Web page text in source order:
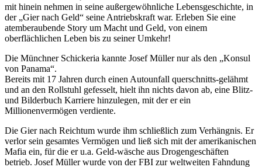
mit hinein nehmen in seine außergewöhnliche Lebensgeschichte, in
der „Gier nach Geld“ seine Antriebskraft war. Erleben Sie eine
atemberaubende Story um Macht und Geld, von einem
oberflächlichen Leben bis zu seiner Umkehr!
Die Münchner Schickeria kannte Josef Müller nur als den „Konsul
von Panama“.
Bereits mit 17 Jahren durch einen Autounfall querschnitts-gelähmt
und an den Rollstuhl gefesselt, hielt ihn nichts davon ab, eine Blitz-
und Bilderbuch Karriere hinzulegen, mit der er ein
Millionenvermögen verdiente.
Die Gier nach Reichtum wurde ihm schließlich zum Verhängnis. Er
verlor sein gesamtes Vermögen und ließ sich mit der amerikanischen
Mafia ein, für die er u.a. Geld-wäsche aus Drogengeschäften
betrieb. Josef Müller wurde von der FBI zur weltweiten Fahndung